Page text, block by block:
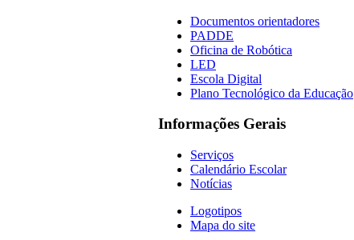
Documentos orientadores
PADDE
Oficina de Robótica
LED
Escola Digital
Plano Tecnológico da Educação
Informações Gerais
Serviços
Calendário Escolar
Notícias
Logotipos
Mapa do site